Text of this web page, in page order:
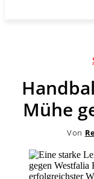
Mühe
Von